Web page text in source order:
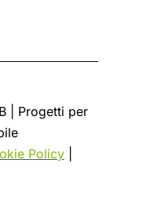
| Progetti per
Policy